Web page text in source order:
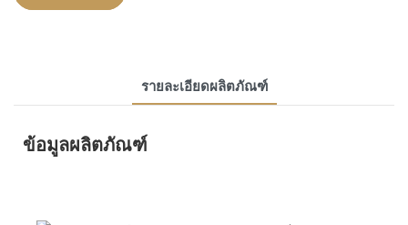
รายละเอียดผลิตภัณฑ์
ข้อมูลผลิตภัณฑ์